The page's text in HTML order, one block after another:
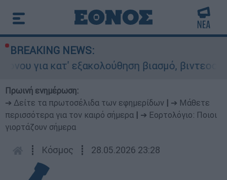
BREAKING NEWS:
κατ' εξακολούθηση βιασμό, βιντεοσκόπηση
Πρωινή ενημέρωση:
➔ Δείτε τα πρωτοσέλιδα των εφημερίδων
➔ Μάθετε
περισσότερα για τον καιρό σήμερα
➔ Εορτολόγιο: Ποιοι
γιορτάζουν σήμερα
┋ Κόσμος ┋ 28.05.2026 23:28